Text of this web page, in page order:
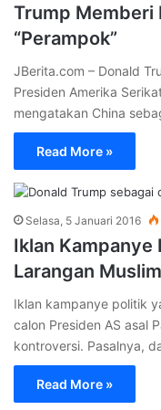
Trump Memberi
“Perampok”
JBerita.com – Donald
Presiden Amerika
mengatakan China
Read More »
Selasa, 5 Januari 2016
Iklan Kampanye
Larangan
Iklan kampanye politik
calon Presiden AS asal
kontroversi. Pasalnya,
Read More »